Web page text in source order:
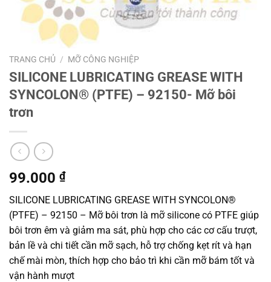
TRANG CHỦ / MỠ CÔNG NGHIỆP
SILICONE LUBRICATING GREASE WITH
SYNCOLON® (PTFE) – 92150- Mỡ bôi
trơn
99.000 ₫
SILICONE LUBRICATING GREASE WITH SYNCOLON®
(PTFE) – 92150 – Mỡ bôi trơn là mỡ silicone có PTFE giúp
bôi trơn êm và giảm ma sát, phù hợp cho các cơ cấu trượt,
bản lề và chi tiết cần mỡ sạch, hỗ trợ chống kẹt rít và hạn
chế mài mòn, thích hợp cho bảo trì khi cần mỡ bám tốt và
vận hành mượt